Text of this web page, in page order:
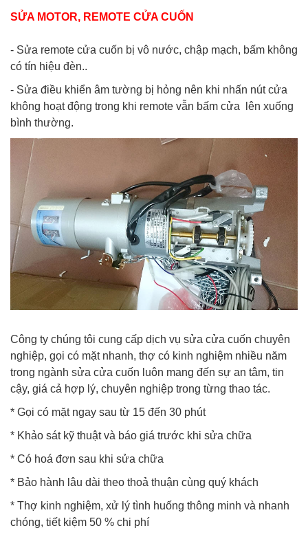
SỬA MOTOR, REMOTE CỬA CUỐN
- Sửa remote cửa cuốn bị vô nước, chập mạch, bấm không
có tín hiệu đèn..
- Sửa điều khiển âm tường bị hỏng nên khi nhấn nút cửa
không hoạt động trong khi remote vẫn bấm cửa lên xuống
bình thường.
Công ty chúng tôi cung cấp dịch vụ sửa cửa cuốn chuyên
nghiệp, gọi có mặt nhanh, thợ có kinh nghiệm nhiều năm
trong ngành sửa cửa cuốn luôn mang đến sự an tâm, tin
cậy, giá cả hợp lý, chuyên nghiệp trong từng thao tác.
* Gọi có mặt ngay sau từ 15 đến 30 phút
* Khảo sát kỹ thuật và báo giá trước khi sửa chữa
* Có hoá đơn sau khi sửa chữa
* Bảo hành lâu dài theo thoả thuận cùng quý khách
* Thợ kinh nghiệm, xử lý tình huống thông minh và nhanh
chóng, tiết kiệm 50 % chi phí